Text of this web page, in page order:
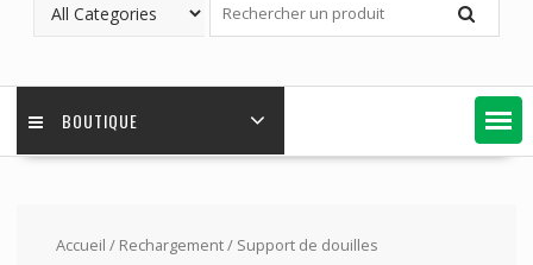
BOUTIQUE
Accueil / Rechargement/ Support de douilles